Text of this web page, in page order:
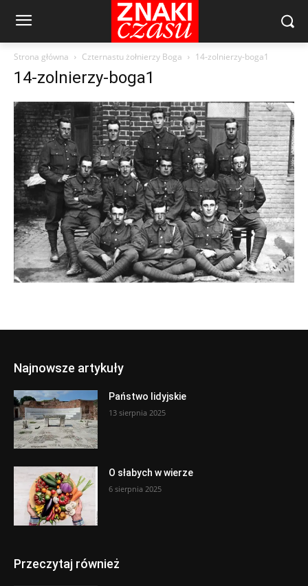
Strona główna Czternastu żołnierzy Boga 14-zolnierzy-boga1
14-zolnierzy-boga1
Najnowsze artykuły
Państwo lidyjskie
13 sierpnia 2025
O słabych w wierze
6 sierpnia 2025
Przeczytaj również